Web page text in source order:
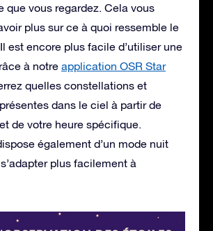
que vous regardez. Cela vous
plus sur ce à quoi ressemble le
est encore plus facile d’utiliser une
à notre application OSR Star
quelles constellations et
dans le ciel à partir de
de votre heure spécifique.
également d’un mode nuit
plus facilement à